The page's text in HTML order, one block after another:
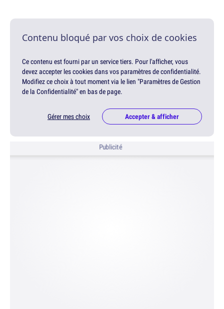
Contenu bloqué par vos choix de cookies
Ce contenu est fourni par un service tiers. Pour l'afficher, vous
devez accepter les cookies dans vos paramètres de confidentialité.
Modifiez ce choix à tout moment via le lien "Paramètres de Gestion
de la Confidentialité" en bas de page.
Gérer mes choix Accepter & afficher
Publicité